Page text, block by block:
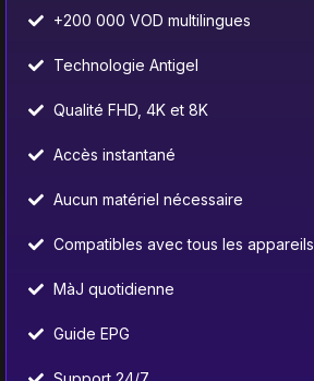
+200 000 VOD multilingues
Technologie Antigel
Qualité FHD, 4K et 8K
Accès instantané
Aucun matériel nécessaire
Compatibles avec tous les appareils
MàJ quotidienne
Guide EPG